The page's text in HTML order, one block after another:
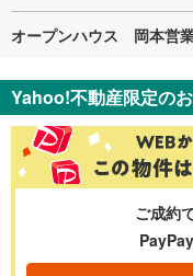
オープンハウス 岡本営
Yahoo!不動産限定の
ご成約